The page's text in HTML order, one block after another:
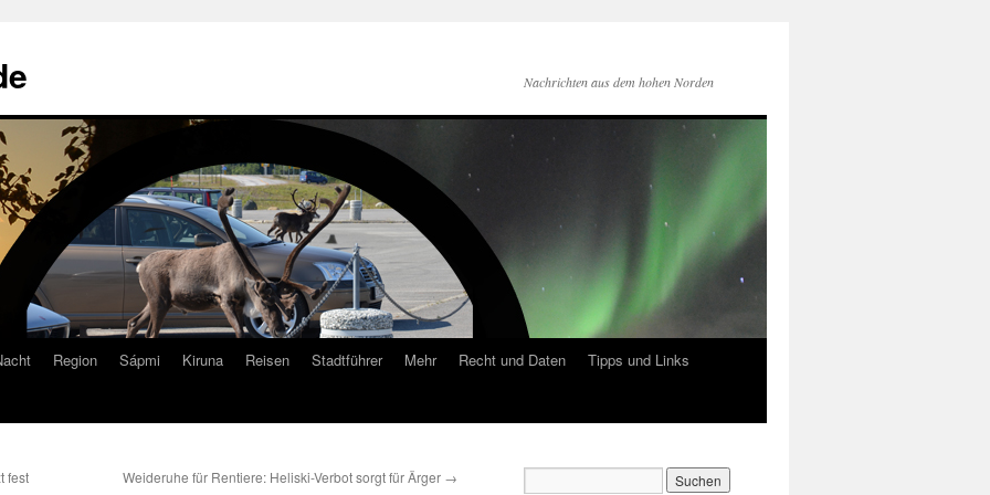
Nachrichten aus dem hohen Norden
Region Sápmi Kiruna Reisen Stadtführer Mehr Recht und Daten
Tipps und Links
fest Weideruhe für Rentiere: Heliski-Verbot sorgt für Ärger →